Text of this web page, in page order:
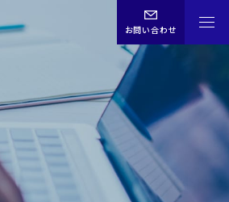
お問い合わせ
ENG